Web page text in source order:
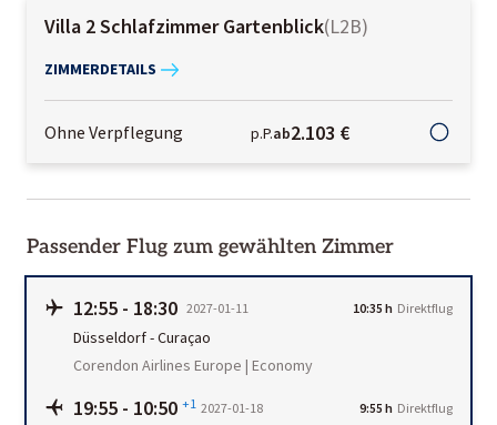
Villa 2 Schlafzimmer Gartenblick(L2B)
ZIMMERDETAILS
Ohne Verpflegung p.P.ab2.103 €
Passender Flug zum gewählten Zimmer
12:55 - 18:30 2027-01-11 10:35 h Direktflug
Düsseldorf-Curaçao
Corendon Airlines Europe | Economy
19:55 - 10:50 +1 2027-01-18 9:55 h Direktflug